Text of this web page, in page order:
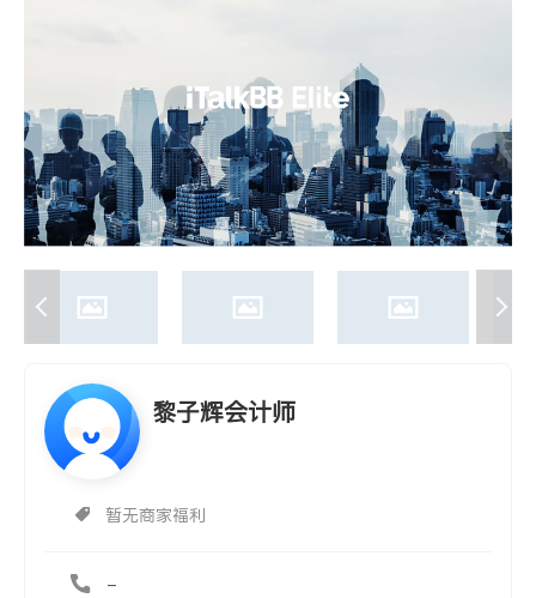
会计师
建筑装修
黎子辉会计师
暂无商家福利
-